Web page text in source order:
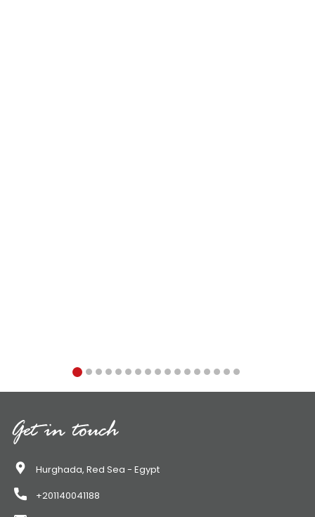
Get in touch
Hurghada, Red Sea - Egypt
+201140041188